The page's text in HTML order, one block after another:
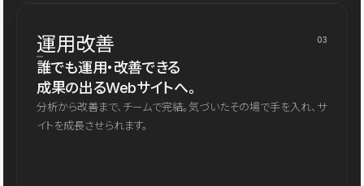
運用改善 03
誰でも運用・改善できる
成果の出るWebサイトへ。
分析から改善まで、チームで完結。気づいたその場で手を入れ、サ
イトを成長させられます。